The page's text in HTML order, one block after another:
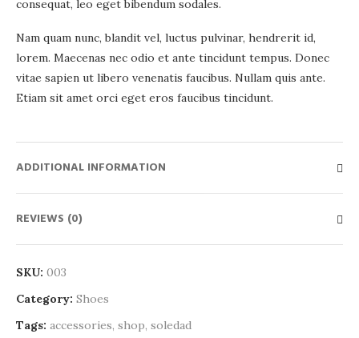
consequat, leo eget bibendum sodales.
Nam quam nunc, blandit vel, luctus pulvinar, hendrerit id,
lorem. Maecenas nec odio et ante tincidunt tempus. Donec
vitae sapien ut libero venenatis faucibus. Nullam quis ante.
Etiam sit amet orci eget eros faucibus tincidunt.
ADDITIONAL INFORMATION
REVIEWS (0)
SKU: 003
Category: Shoes
Tags: accessories, shop, soledad